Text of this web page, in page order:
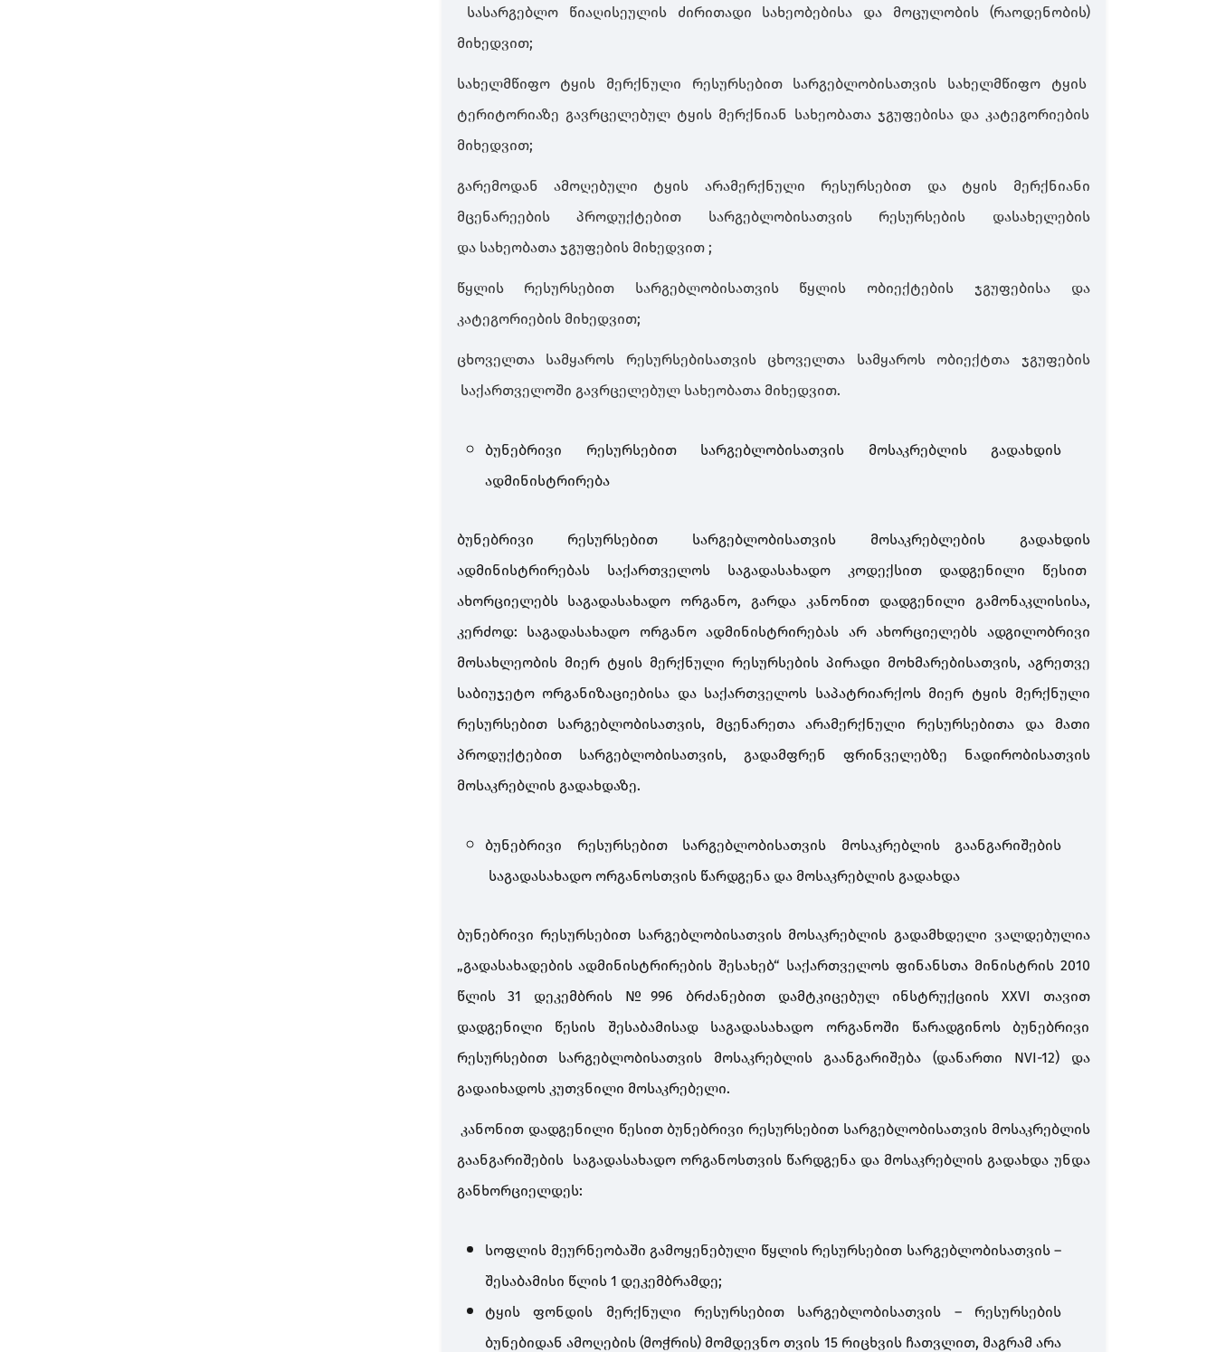
სასარგებლო წიაღისეულის ძირითადი სახეობებისა და მოცულობის (რაოდენობის)
მიხედვით;
სახელმწიფოტყის მერქნული რესურსებით სარგებლობისათვის სახელმწიფო ტყის
ტერიტორიაზე გავრცელებულ ტყის მერქნიან სახეობათა ჯგუფებისა და კატეგორიების
მიხედვით;
გარემოდან ამოღებული ტყის არამერქნული რესურსებით და ტყის მერქნიანი
მცენარეების პროდუქტებით სარგებლობისათვის რესურსების დასახელების
და სახეობათა ჯგუფების მიხედვით ;
წყლის რესურსებით სარგებლობისათვის წყლის ობიექტების ჯგუფებისა და
კატეგორიების მიხედვით;
ცხოველთასამყაროს რესურსებისათვის ცხოველთა სამყაროს ობიექტთა ჯგუფების
საქართველოში გავრცელებულ სახეობათა მიხედვით.
ბუნებრივი რესურსებით სარგებლობისათვის მოსაკრებლის გადახდის
ადმინისტრირება
ბუნებრივი რესურსებით სარგებლობისათვის მოსაკრებლების გადახდის
ადმინისტრირებას საქართველოს საგადასახადო კოდექსით დადგენილი წესით
ახორციელებს საგადასახადო ორგანო, გარდა კანონით დადგენილი გამონაკლისისა,
კერძოდ: საგადასახადო ორგანო ადმინისტრირებას არ ახორციელებს ადგილობრივი
მოსახლეობის მიერ ტყის მერქნული რესურსების პირადი მოხმარებისათვის, აგრეთვე
საბიუჯეტო ორგანიზაციებისა და საქართველოს საპატრიარქოს მიერ ტყის მერქნული
რესურსებით სარგებლობისათვის, მცენარეთა არამერქნული რესურსებითა და მათი
პროდუქტებით სარგებლობისათვის, გადამფრენ ფრინველებზე ნადირობისათვის
მოსაკრებლის გადახდაზე.
ბუნებრივი რესურსებით სარგებლობისათვის მოსაკრებლის გაანგარიშების
საგადასახადო ორგანოსთვის წარდგენა და მოსაკრებლის გადახდა
ბუნებრივი რესურსებით სარგებლობისათვის მოსაკრებლის გადამხდელი ვალდებულია
„გადასახადების ადმინისტრირების შესახებ“ საქართველოს ფინანსთა მინისტრის 2010
წლის 31 დეკემბრის №996 ბრძანებით დამტკიცებულ ინსტრუქციის XXVI თავით
დადგენილი წესის შესაბამისად საგადასახადო ორგანოში წარადგინოს ბუნებრივი
რესურსებით სარგებლობისათვის მოსაკრებლის გაანგარიშება (დანართი NVI-12) და
გადაიხადოს კუთვნილი მოსაკრებელი.
კანონით დადგენილი წესით ბუნებრივი რესურსებით სარგებლობისათვის მოსაკრებლის
გაანგარიშების საგადასახადო ორგანოსთვის წარდგენა და მოსაკრებლის გადახდა უნდა
განხორციელდეს:
სოფლის მეურნეობაში გამოყენებული წყლის რესურსებით სარგებლობისათვის –
შესაბამისი წლის 1 დეკემბრამდე;
ტყის ფონდის მერქნული რესურსებით სარგებლობისათვის – რესურსების
ბუნებიდან ამოღების (მოჭრის) მომდევნო თვის 15 რიცხვის ჩათვლით, მაგრამ არა